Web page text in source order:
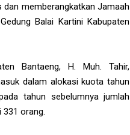
memberangkatkan Jamaah
Balai Kartini Kabupaten
Bantaeng, H. Muh. Tahir,
dalam alokasi kuota tahun
tahun sebelumnya jumlah
331 orang.